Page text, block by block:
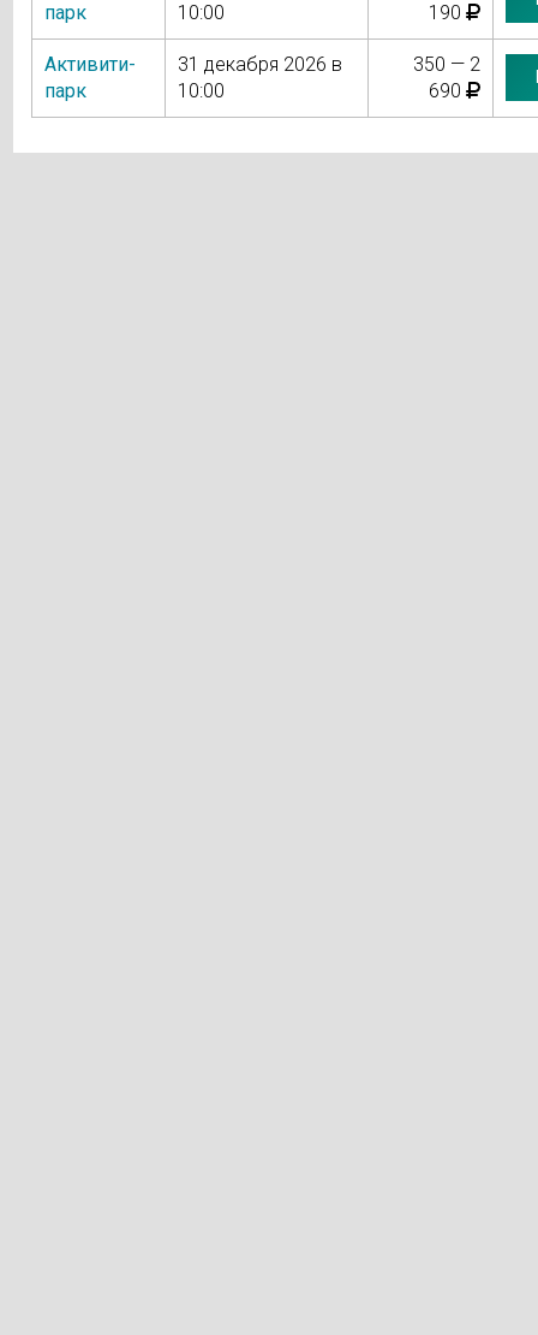
парк 10:00 190
Активити-
парк
31 декабря 2026 в
10:00
350 — 2
690